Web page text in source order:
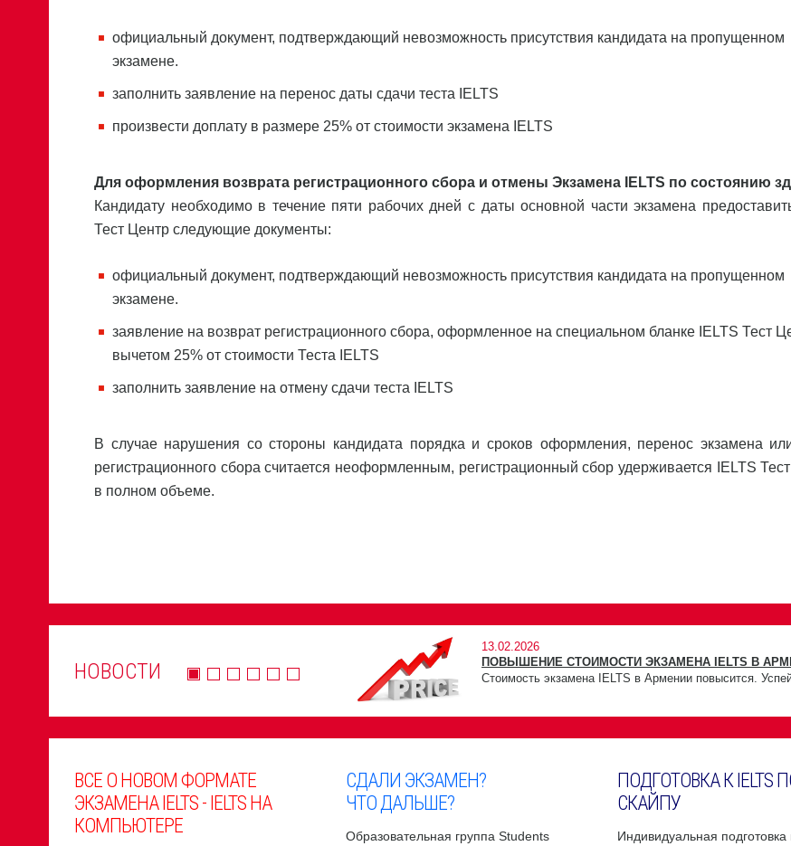
официальный документ, подтверждающий невозможность присутствия кандидата на пропущенном
экзамене.
заполнить заявление на перенос даты сдачи теста IELTS
произвести доплату в размере 25% от стоимости экзамена IELTS
Для оформления возврата регистрационного сбора и отмены Экзамена IELTS по состоянию
Кандидату необходимо в течение пяти рабочих дней с даты основной части экзамена
Тест Центр следующие документы:
официальный документ, подтверждающий невозможность присутствия кандидата на пропущенном
экзамене.
заявление на возврат регистрационного сбора, оформленное на специальном бланке IELTS Тест
вычетом 25% от стоимости Теста IELTS
заполнить заявление на отмену сдачи теста IELTS
В случае нарушения со стороны кандидата порядка и сроков оформления, перенос экзамена
регистрационного сбора считается неоформленным, регистрационный сбор удерживается IELTS
в полном объеме.
НОВОСТИ
13.02.2026
ПОВЫШЕНИЕ СТОИМОСТИ ЭКЗАМЕНА IELTS В
Стоимость экзамена IELTS в Армении повысится.
ВСЕ О НОВОМ ФОРМАТЕ
ЭКЗАМЕНА IELTS - IELTS НА
КОМПЬЮТЕРЕ
СДАЛИ ЭКЗАМЕН?
ЧТО ДАЛЬШЕ?
Образовательная группа Students
ПОДГОТОВКА К IELTS
СКАЙПУ
Индивидуальная подготовка